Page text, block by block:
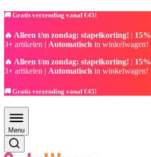
🚚 Gratis verzending vanaf €45!
🔥 Alleen t/m zondag: stapelkorting! | 15%
3+ artikelen | Automatisch in winkelwagen!
🔥 Alleen t/m zondag: stapelkorting! | 15%
3+ artikelen | Automatisch in winkelwagen!
🚚 Gratis verzending vanaf €45!
Menu